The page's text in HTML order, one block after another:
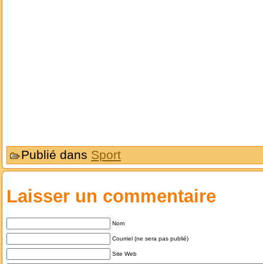
Publié dans Sport
Laisser un commentaire
Nom
Courriel (ne sera pas publié)
Site Web